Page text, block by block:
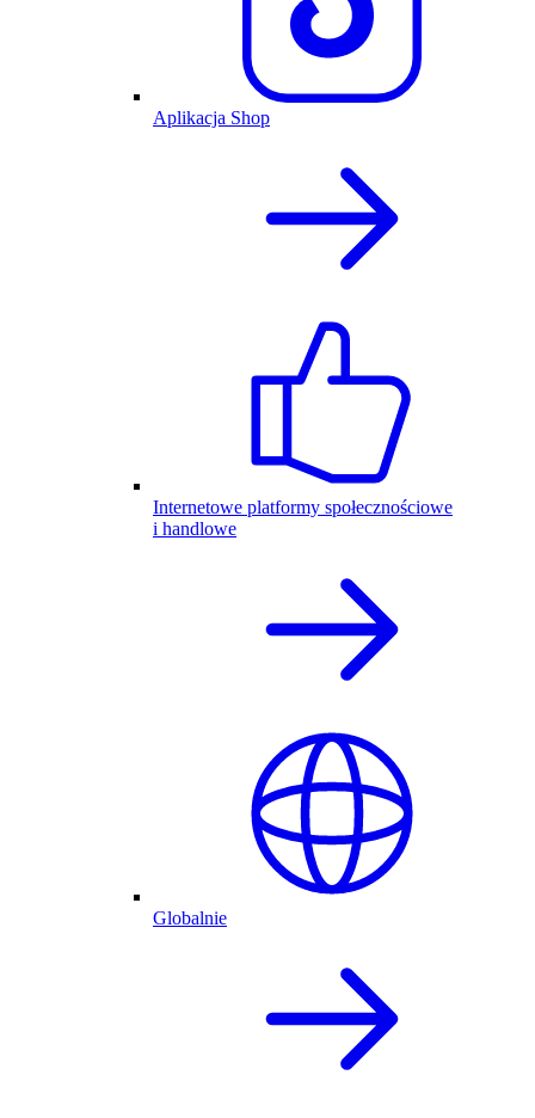
Aplikacja Shop
Internetowe platformy społecznościowe
i handlowe
Globalnie